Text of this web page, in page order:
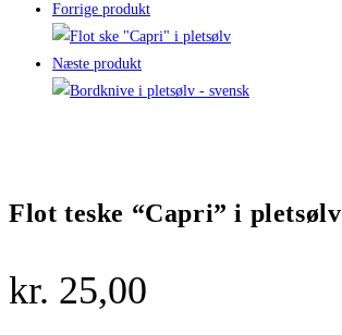
Forrige produkt
Næste produkt
Flot teske “Capri” i pletsølv
kr. 25,00